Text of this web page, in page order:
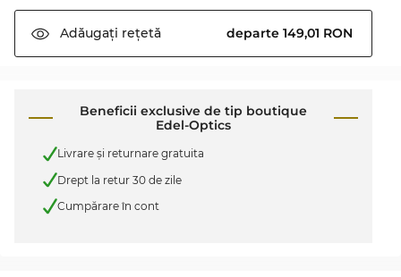
Adăugați rețetă departe 149,01 RON
Beneficii exclusive de tip boutique
Edel-Optics
Livrare şi returnare gratuita
Drept la retur 30 de zile
Cumpărare în cont